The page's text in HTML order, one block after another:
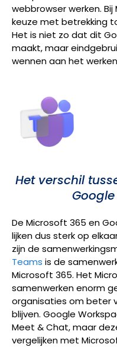
webbrowser werken.
keuze met betrekking
Het is niet zo dat dit
maakt, maar
wennen aan het
Het verschil
De Microsoft 365 en
lijken dus sterk op
zijn de
Teams is de
Microsoft 365. Het
samenwerken enorm
organisaties om beter
blijven. Google
Meet & Chat, maar
vergelijken met